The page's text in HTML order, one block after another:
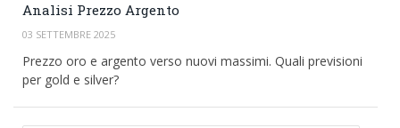
Analisi Prezzo Argento
03 SETTEMBRE 2025
Prezzo oro e argento verso nuovi massimi. Quali previsioni
per gold e silver?